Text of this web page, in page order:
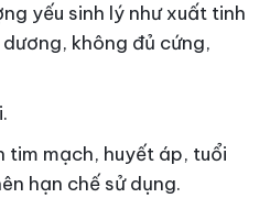
yếu sinh lý như xuất tinh
không đủ cứng,
tim mạch, huyết áp, tuổi
hạn chế sử dụng.